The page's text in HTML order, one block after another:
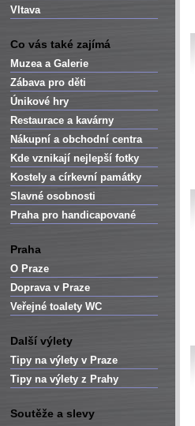
Vltava
Co vás také zajímá
Muzea a Galerie
Zábava pro děti
Únikové hry
Restaurace a kavárny
Nákupní a obchodní centra
Kde vznikají nejlepší fotky
Kostely a církevní památky
Slavné osobnosti
Praha pro handicapované
Praha
O Praze
Doprava v Praze
Veřejné toalety WC
Další výlety
Tipy na výlety v Praze
Tipy na výlety z Prahy
Soutěže a slevy